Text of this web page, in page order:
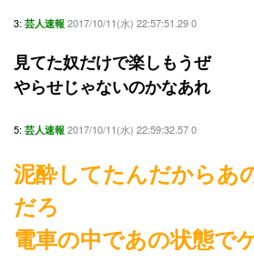
3: 芸人速報 2017/10/11(水) 22:57:51.29 0
見てた奴だけで楽しもうぜ
やらせじゃないのかなあれ
5: 芸人速報 2017/10/11(水) 22:59:32.57 0
泥酔してたんだからあ
だろ
電車の中であの状態で